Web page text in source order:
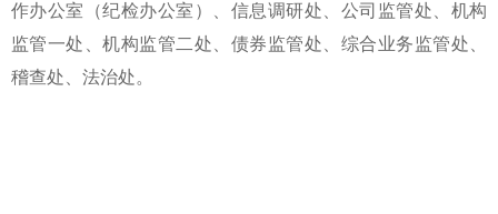
作办公室（纪检办公室）、信息调研处、公司监管处、机构
监管一处、机构监管二处、债券监管处、综合业务监管处、
稽查处、法治处。